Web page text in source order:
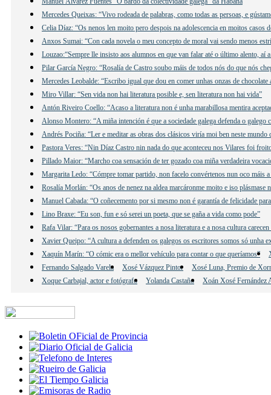
Mercedes Queixas: “Vivo rodeada de palabras, como todas as persoas, e
Celia Díaz: “Os nenos len moito pero despois na adolescencia en moitos casos
Anxos Sumai: “Con cada novela o meu concepto de moral vai sendo menos
Louzao:“Sempre lle insisto aos alumnos en que van falar até o último alento, aí
Pilar García Negro: “Rosalía de Castro soubo máis de todos nós do que nós
Mercedes Leobalde: “Escribo igual que dou en comer unhas onzas de chocolate
Miro Villar: “Sen vida non hai literatura posible e, sen literatura non hai vida”
Antón Riveiro Coello: “Acaso a literatura non é unha marabillosa mentira
Alonso Montero: “A miña intención é que a sociedade galega defenda o galego
Andrés Pociña: “Ler e meditar as obras dos clásicos viría moi ben neste mundo
Pastora Veres: “Nin Díaz Castro nin nada do que aconteceu nos Vilares foi
Pillado Maior: “Marcho coa sensación de ter gozado coa miña verdadeira
Margarita Ledo: “Cómpre tomar partido, non facelo convértenos nun oco máis a
Rosalía Morlán: “Os anos de nenez na aldea marcáronme moito e iso plásmase
Manuel Cabada: “O coñecemento por si mesmo non é garantía de felicidade
Lino Braxe: “Eu son, fun e só serei un poeta, que se gaña a vida como pode”
Rafa Vilar: “Para os nosos gobernantes a nosa literatura e a nosa cultura
Xavier Queipo: “A cultura a defenden os galegos os escritores somos só unha
Xaquín Marín: “O cómic era o mellor vehículo para contar o que queríamos”
Fernando Salgado Varela
Xosé Vázquez Pintor
Xosé Luna, Premio de
Xoque Carbajal, actor e fotógrafo
Yolanda Castaño Xoán Xosé Fernández